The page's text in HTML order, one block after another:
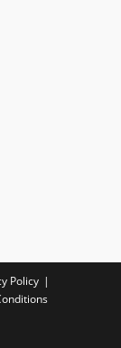
Policy